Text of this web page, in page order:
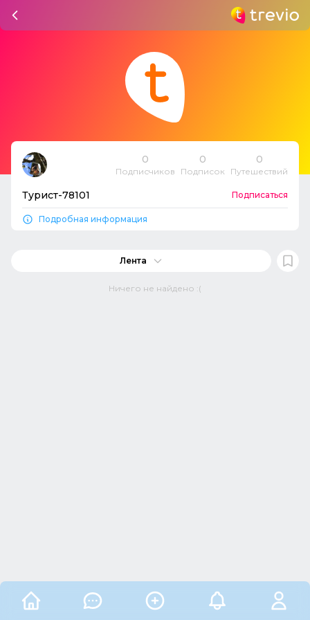
0
Подписчиков
0
Подписок
0
Путешествий
Турист-78101 Подписаться
Подробная информация
Лента
Ничего не найдено :(